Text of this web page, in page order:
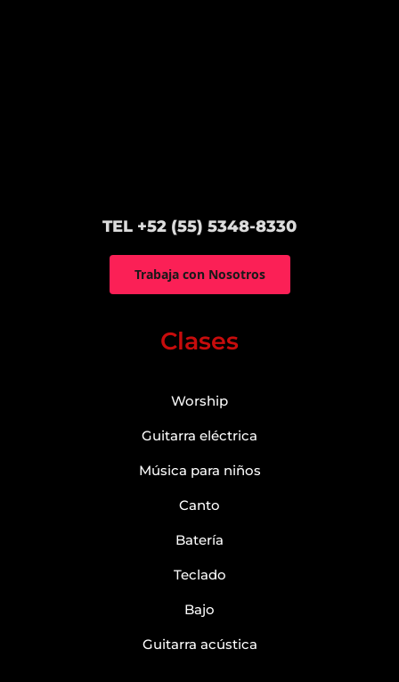
TEL +52 (55) 5348-8330
Trabaja con Nosotros
Clases
Worship
Guitarra eléctrica
Música para niños
Canto
Batería
Teclado
Bajo
Guitarra acústica